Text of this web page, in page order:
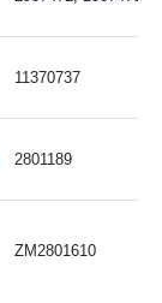
11370737
2801189
ZM2801610